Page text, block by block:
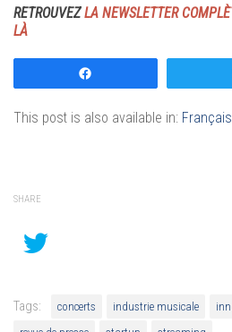
RETROUVEZLA NEWSLETTER
LÀ
This post is also available in: Français
SHARE
Tags: concerts industrie musicale